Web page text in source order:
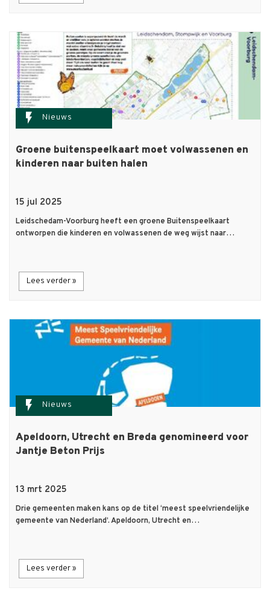
flash_on Nieuws
Groene buitenspeelkaart moet volwassenen en
kinderen naar buiten halen
15 jul 2025
Leidschedam-Voorburg heeft een groene Buitenspeelkaart
ontworpen die kinderen en volwassenen de weg wijst naar…
Lees verder »
flash_on Nieuws
Apeldoorn, Utrecht en Breda genomineerd voor
Jantje Beton Prijs
13 mrt 2025
Drie gemeenten maken kans op de titel ‘meest speelvriendelijke
gemeente van Nederland’. Apeldoorn, Utrecht en…
Lees verder »